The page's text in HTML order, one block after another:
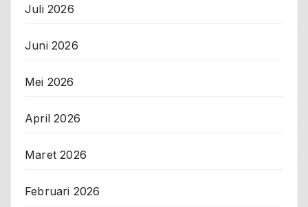
Juli 2026
Juni 2026
Mei 2026
April 2026
Maret 2026
Februari 2026